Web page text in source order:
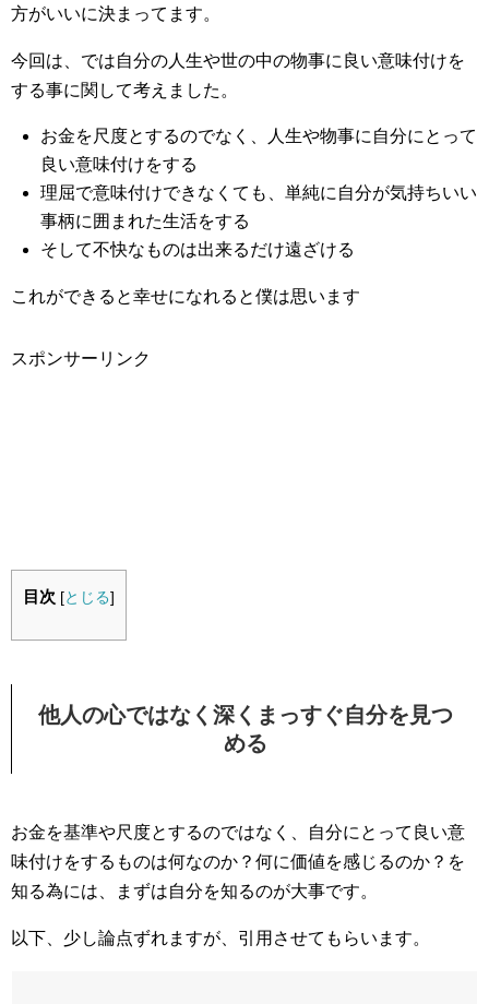
方がいいに決まってます。
今回は、では自分の人生や世の中の物事に良い意味付けを
する事に関して考えました。
お金を尺度とするのでなく、人生や物事に自分にとって
良い意味付けをする
理屈で意味付けできなくても、単純に自分が気持ちいい
事柄に囲まれた生活をする
そして不快なものは出来るだけ遠ざける
これができると幸せになれると僕は思います
スポンサーリンク
目次 [とじる]
他人の心ではなく深くまっすぐ自分を見つ
める
お金を基準や尺度とするのではなく、自分にとって良い意
味付けをするものは何なのか？何に価値を感じるのか？を
知る為には、まずは自分を知るのが大事です。
以下、少し論点ずれますが、引用させてもらいます。